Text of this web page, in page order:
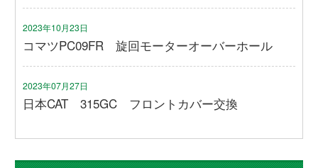
2023年10月23日
コマツPC09FR 旋回モーターオーバーホール
2023年07月27日
日本CAT 315GC フロントカバー交換